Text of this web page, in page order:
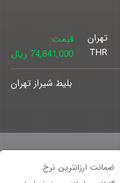
تهران
THR
قیمت:
74,841,000 ریال
بلیط شیراز تهران
تهران
THR
قیمت:
74,841,000 ریال
بلیط شیراز تهران
ضمانت ارزانترین نرخ